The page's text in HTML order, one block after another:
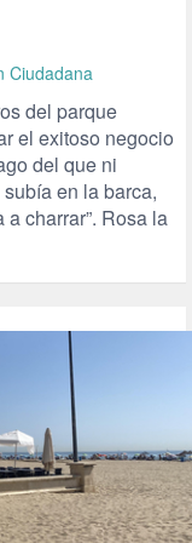
Ciudadana
del parque
el exitoso negocio
del que ni
en la barca,
charrar”. Rosa la